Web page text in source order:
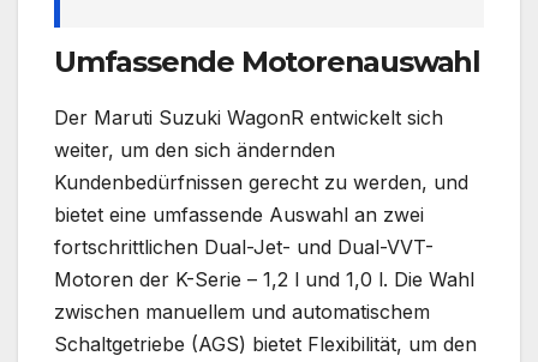
Umfassende Motorenauswahl
Der Maruti Suzuki WagonR entwickelt sich
weiter, um den sich ändernden
Kundenbedürfnissen gerecht zu werden, und
bietet eine umfassende Auswahl an zwei
fortschrittlichen Dual-Jet- und Dual-VVT-
Motoren der K-Serie – 1,2 l und 1,0 l. Die Wahl
zwischen manuellem und automatischem
Schaltgetriebe (AGS) bietet Flexibilität, um den